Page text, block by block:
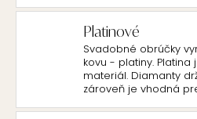
Platinové
Svadobné obrúčky
kovu - platiny.
materiál. Diamanty
zároveň je vhodná